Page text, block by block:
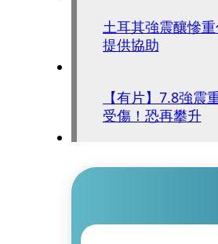
土耳其強震釀慘
提供協助
【有片】7.8強
受傷！恐再攀升